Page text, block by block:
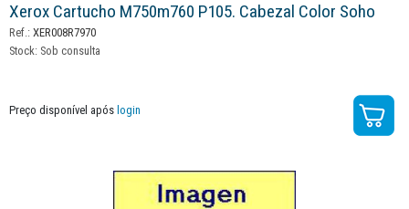
Xerox Cartucho M750m760 P105. Cabezal Color Soho
Ref.: XER008R7970
Stock: Sob consulta
Preço disponível após login